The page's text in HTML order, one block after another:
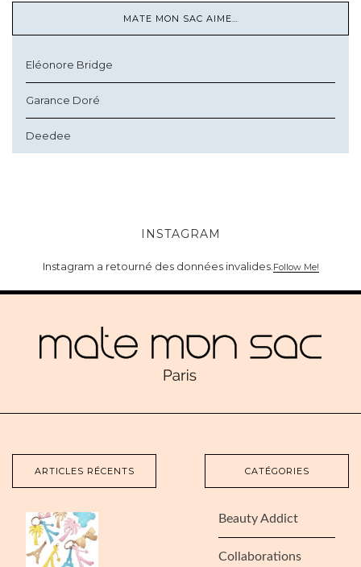
MATE MON SAC AIME…
Eléonore Bridge
Garance Doré
Deedee
INSTAGRAM
Instagram a retourné des données invalides. Follow Me!
ARTICLES RÉCENTS CATÉGORIES
Beauty Addict
Collaborations